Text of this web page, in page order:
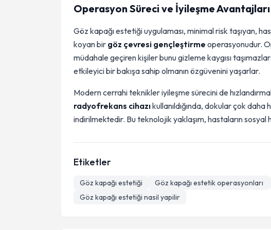
Operasyon Süreci ve İyileşme Avantajları
Göz kapağı estetiği uygulaması, minimal risk taşıyan,
koyan bir göz çevresi gençleştirme operasyonudur.
müdahale geçiren kişiler bunu gizleme kaygısı
etkileyici bir bakışa sahip olmanın özgüvenini yaşarlar.
Modern cerrahi teknikler iyileşme sürecini de
radyofrekans cihazıkullanıldığında, dokular çok daha
indirilmektedir. Bu teknolojik yaklaşım, hastaların
Etiketler
Göz kapağı estetiği Göz kapağı estetik operasyonları
Göz kapağı estetiği nasil yapilir